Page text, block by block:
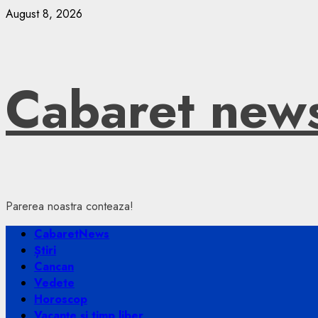
Skip
August 8, 2026
Cabaret
Parerea noastra conteaza!
Primary
Menu
CabaretNews
Știri
Cancan
Vedete
Horoscop